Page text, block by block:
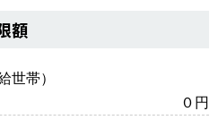
額
世帯）
０円